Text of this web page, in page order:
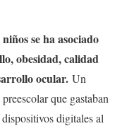
se ha asociado
obesidad, calidad
ocular. Un
que gastaban
digitales al